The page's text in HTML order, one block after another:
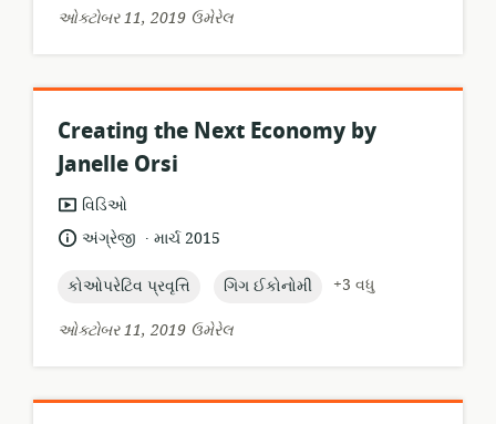
ઓક્ટોબર 11, 2019 ઉમેરેલ
Creating the Next Economy by
Janelle Orsi
સંસાધન
બંધારણ:
વિડિઓ
ભાષા:અંગ્રેજી .
પ્રકાશનમાર્ચ 2015
topic:
કોઓપરેટિવ પ્રવૃત્તિ topic:
ગિગ ઈકોનોમી
+3 વધુ
ઓક્ટોબર 11, 2019 ઉમેરેલ